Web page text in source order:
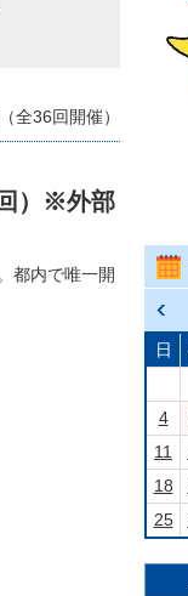
全36回開催）
）※外部
都内で唯一開
前の
月へ
戻る
日
4
11
18
25